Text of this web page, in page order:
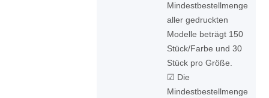
Mindestbestellmenge
aller gedruckten
Modelle beträgt 150
Stück/Farbe und 30
Stück pro Größe.
☑ Die
Mindestbestellmenge